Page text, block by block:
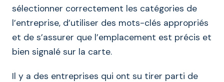
sélectionner correctement les catégories de
l’entreprise, d’utiliser des mots-clés appropriés
et de s’assurer que l’emplacement est précis et
bien signalé sur la carte.
Il y a des entreprises qui ont su tirer parti de